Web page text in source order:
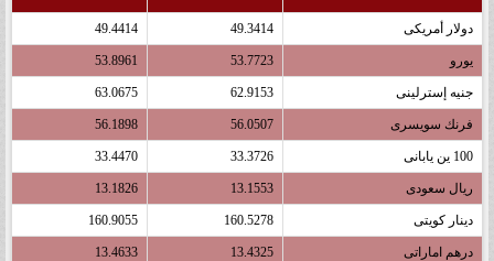
دولار أمريكى 49.3414
49.4414
يورو 53.7723
53.8961
جنيه إسترلينى 62.9153
63.0675
فرنك سويسرى 56.0507
56.1898
100 ين يابانى 33.3726
33.4470
ريال سعودى 13.1553
13.1826
دينار كويتى 160.5278
160.9055
درهم اماراتى 13.4325
13.4633